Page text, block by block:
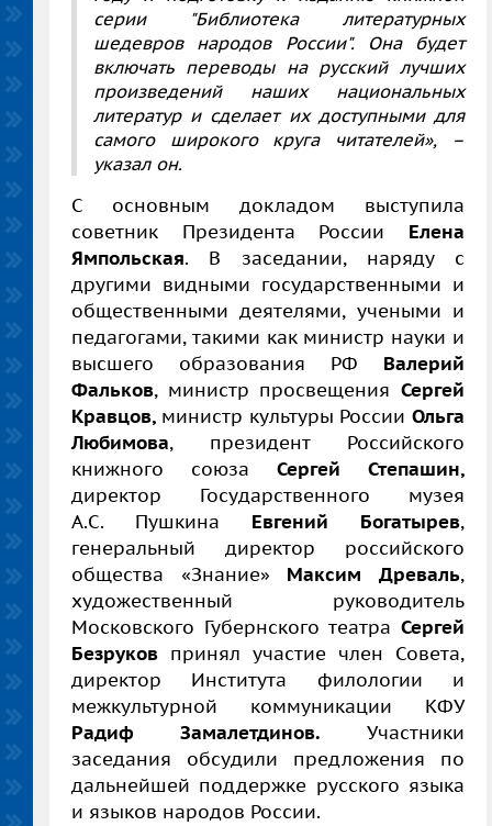
серии "Библиотека литературных
шедевров народов России". Она будет
включать переводы на русский лучших
произведений наших национальных
литератур и сделает их доступными для
самого широкого круга читателей», –
указал он.
С основным докладом выступила
советник Президента России Елена
Ямпольская. В заседании, наряду с
другими видными государственными и
общественными деятелями, учеными и
педагогами, такими как министр науки и
высшего образования РФ Валерий
Фальков, министр просвещения Сергей
Кравцов, министр культуры России Ольга
Любимова, президент Российского
книжного союза Сергей Степашин,
директор Государственного музея
А.С. Пушкина Евгений Богатырев,
генеральный директор российского
общества «Знание» Максим Древаль,
художественный руководитель
Московского Губернского театра Сергей
Безруков принял участие член Совета,
директор Института филологии и
межкультурной коммуникации КФУ
Радиф Замалетдинов. Участники
заседания обсудили предложения по
дальнейшей поддержке русского языка
и языков народов России.